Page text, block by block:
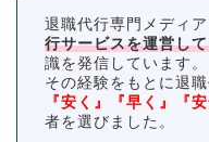
退職代行専門メディア
行サービスを運営し
識を発信しています。
その経験をもとに退
『安く』『早く』『安
者を選びました。